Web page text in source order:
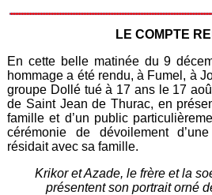
LE COMPTE
En cette belle matinée du 9
hommage a été rendu, à Fumel, à
groupe Dollé tué à 17 ans le 17
de Saint Jean de Thurac, en
famille et d’un public
cérémonie de dévoilement
résidait avec sa famille.
Krikor et Azade, le frère et la
présentent son portrait orné